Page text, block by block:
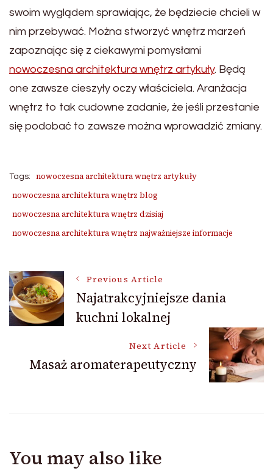
swoim wyglądem sprawiając, że będziecie chcieli w
nim przebywać. Można stworzyć wnętrz marzeń
zapoznając się z ciekawymi pomysłami
nowoczesna architektura wnętrz artykuły. Będą
one zawsze cieszyły oczy właściciela. Aranżacja
wnętrz to tak cudowne zadanie, że jeśli przestanie
się podobać to zawsze można wprowadzić zmiany.
Tags:
nowoczesna architektura wnętrz artykuły
nowoczesna architektura wnętrz blog
nowoczesna architektura wnętrz dzisiaj
nowoczesna architektura wnętrz najważniejsze informacje
Post
Navigation
Previous Article
Najatrakcyjniejsze dania
kuchni lokalnej
Next Article
Masaż aromaterapeutyczny
You may also like